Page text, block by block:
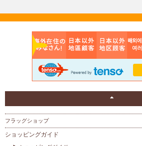
フラッグショップ
ショッピングガイド